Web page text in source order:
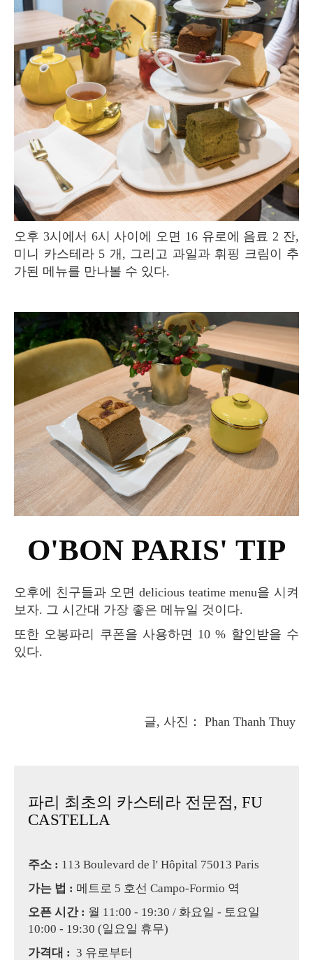
오후 3시에서 6시 사이에 오면 16 유로에 음료 2 잔,
미니 카스테라 5 개, 그리고 과일과 휘핑 크림이 추
가된 메뉴를 만나볼 수 있다.
O'BON PARIS' TIP
오후에 친구들과 오면 delicious teatime menu을 시켜
보자. 그 시간대 가장 좋은 메뉴일 것이다.
또한 오봉파리 쿠폰을 사용하면 10 % 할인받을 수
있다.
글, 사진： Phan Thanh Thuy
파리 최초의 카스테라 전문점, FU
CASTELLA
주소 : 113 Boulevard de l' Hôpital 75013 Paris
가는 법 : 메트로 5 호선 Campo-Formio 역
오픈 시간 : 월 11:00 - 19:30 / 화요일 - 토요일
10:00 - 19:30 (일요일 휴무)
가격대 : 3 유로부터